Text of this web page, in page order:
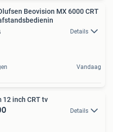
Beovision MX 6000 CRT
Details
Vandaag
12 inch CRT tv
Details